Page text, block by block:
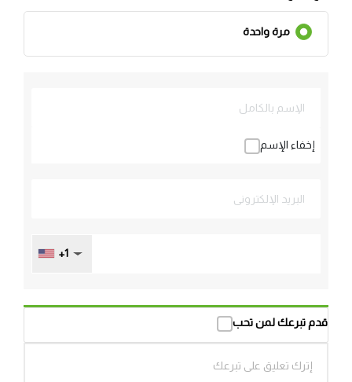
مرة واحدة
إخفاء الإسم
+1
قدم تبرعك لمن تحب